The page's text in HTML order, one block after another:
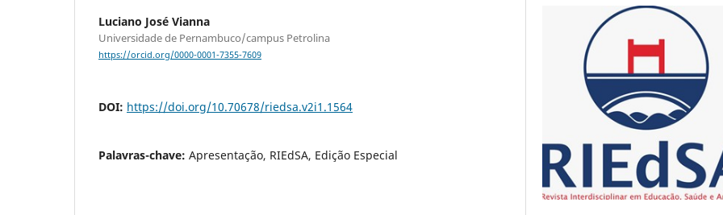
Luciano José Vianna
Universidade de Pernambuco/campus Petrolina
https://orcid.org/0000-0001-7355-7609
DOI: https://doi.org/10.70678/riedsa.v2i1.1564
Palavras-chave: Apresentação, RIEdSA, Edição Especial